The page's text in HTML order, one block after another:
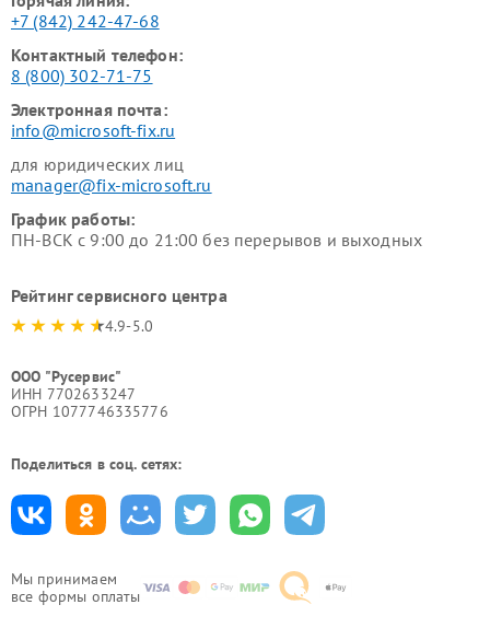
Мы принимаем
все формы оплаты
+7 (842) 242-47-68
Контактный телефон:
8 (800) 302-71-75
Электронная почта:
info@microsoft-fix.ru
для юридических лиц
manager@fix-microsoft.ru
График работы:
ПН-ВСК с 9:00 до 21:00 без перерывов и выходных
Рейтинг сервисного центра
4.9-5.0
ООО "Русервис"
ИНН 7702633247
ОГРН 1077746335776
Поделиться в соц. сетях: